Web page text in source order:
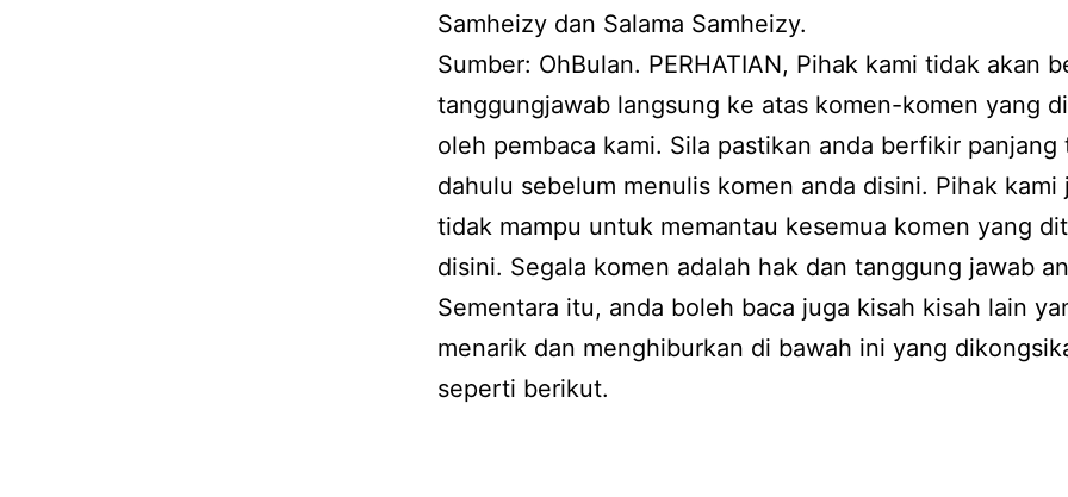
Samheizy dan Salama Samheizy.
Sumber: OhBulan. PERHATIAN, Pihak kami tidak akan
tanggungjawab langsung ke atas komen-komen yang
oleh pembaca kami. Sila pastikan anda berfikir panjang
dahulu sebelum menulis komen anda disini. Pihak kami
tidak mampu untuk memantau kesemua komen yang
disini. Segala komen adalah hak dan tanggung jawab
Sementara itu, anda boleh baca juga kisah kisah lain
menarik dan menghiburkan di bawah ini yang
seperti berikut.